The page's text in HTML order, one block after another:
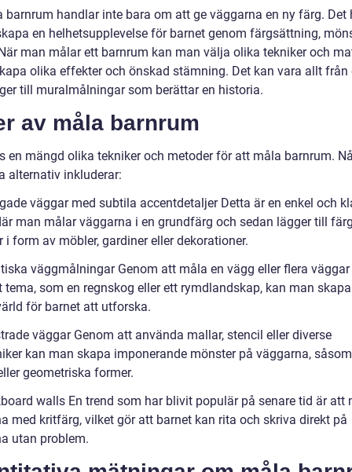
barnrum handlar inte bara om att ge väggarna en ny färg. Det
en helhetsupplevelse för barnet genom färgsättning,
man målar ett barnrum kan man välja olika tekniker och
olika effekter och önskad stämning. Det kan vara allt från
till muralmålningar som berättar en historia.
av måla barnrum
en mängd olika tekniker och metoder för att måla barnrum.
alternativ inkluderar:
väggar med subtila accentdetaljer Detta är en enkel och
man målar väggarna i en grundfärg och sedan lägger till
i form av möbler, gardiner eller dekorationer.
väggmålningar Genom att måla en vägg eller flera
tema, som en regnskog eller ett rymdlandskap, kan man
för barnet att utforska.
väggar Genom att använda mallar, stencil eller diverse
kan man skapa imponerande mönster på väggarna,
geometriska former.
walls En trend som har blivit populär på senare tid är att
med kritfärg, vilket gör att barnet kan rita och skriva direkt på
utan problem.